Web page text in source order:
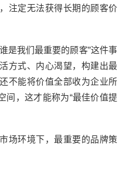
注定无法获得长期的顾客价
是我们最重要的顾客”这件事
方式、内心渴望，构建出最
不能将价值全部收为企业所
间，这才能称为“最佳价值提
场环境下，最重要的品牌策